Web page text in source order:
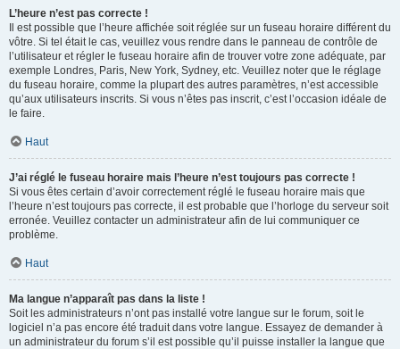
L’heure n’est pas correcte !
Il est possible que l’heure affichée soit réglée sur un fuseau horaire différent du
vôtre. Si tel était le cas, veuillez vous rendre dans le panneau de contrôle de
l’utilisateur et régler le fuseau horaire afin de trouver votre zone adéquate, par
exemple Londres, Paris, New York, Sydney, etc. Veuillez noter que le réglage
du fuseau horaire, comme la plupart des autres paramètres, n’est accessible
qu’aux utilisateurs inscrits. Si vous n’êtes pas inscrit, c’est l’occasion idéale de
le faire.
Haut
J’ai réglé le fuseau horaire mais l’heure n’est toujours pas correcte !
Si vous êtes certain d’avoir correctement réglé le fuseau horaire mais que
l’heure n’est toujours pas correcte, il est probable que l’horloge du serveur soit
erronée. Veuillez contacter un administrateur afin de lui communiquer ce
problème.
Haut
Ma langue n’apparaît pas dans la liste !
Soit les administrateurs n’ont pas installé votre langue sur le forum, soit le
logiciel n’a pas encore été traduit dans votre langue. Essayez de demander à
un administrateur du forum s’il est possible qu’il puisse installer la langue que